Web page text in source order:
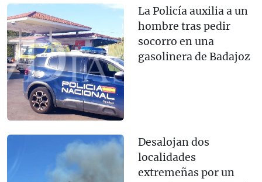
La Policía auxilia a un
hombre tras pedir
socorro en una
gasolinera de Badajoz
Desalojan dos
localidades
extremeñas por un